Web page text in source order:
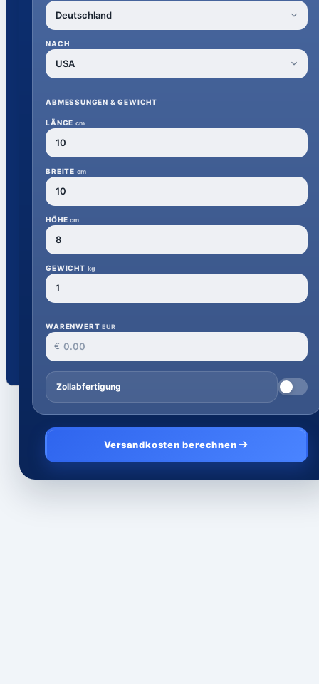
NACH
ABMESSUNGEN & GEWICHT
LÄNGEcm
BREITE cm
HÖHEcm
GEWICHT kg
WARENWERTEUR
€
Zollabfertigung
Versandkosten berechnen